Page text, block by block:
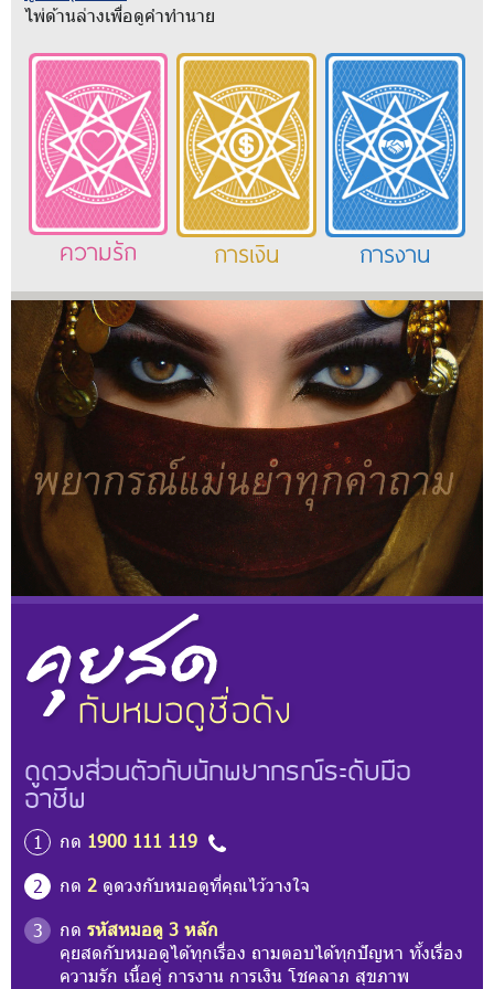
ไพ่ด้านล่างเพื่อดูคำทำนาย
ความรัก การเงิน การงาน
ดูดวงส่วนตัวกับนักพยากรณ์ระดับมือ
อาชีพ
1 กด 1900 111 119
2
กด 2 ดูดวงกับหมอดูที่คุณไว้วางใจ
3
กด รหัสหมอดู 3 หลัก
คุยสดกับหมอดูได้ทุกเรื่อง ถามตอบได้ทุกปัญหา ทั้งเรื่อง
ความรัก เนื้อคู่ การงาน การเงิน โชคลาภ สุขภาพ